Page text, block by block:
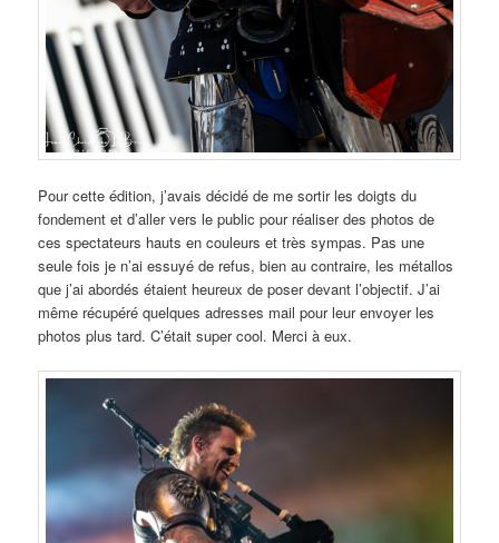
Pour cette édition, j’avais décidé de me sortir les doigts du
fondement et d’aller vers le public pour réaliser des photos de
ces spectateurs hauts en couleurs et très sympas. Pas une
seule fois je n’ai essuyé de refus, bien au contraire, les métallos
que j’ai abordés étaient heureux de poser devant l’objectif. J’ai
même récupéré quelques adresses mail pour leur envoyer les
photos plus tard. C’était super cool. Merci à eux.